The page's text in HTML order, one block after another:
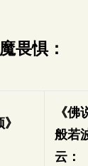
畏惧：
《
般若
云：